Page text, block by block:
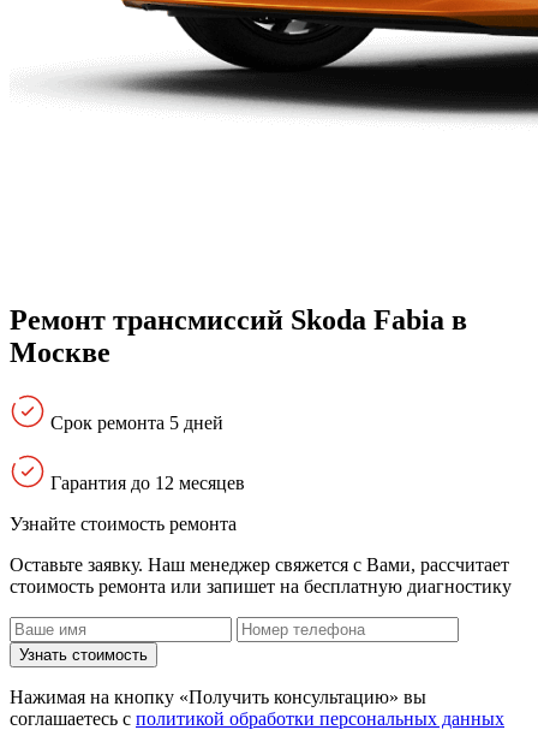
Ремонт трансмиссий Skoda Fabia в
Москве
Срок ремонта 5 дней
Гарантия до 12 месяцев
Узнайте стоимость ремонта
Оставьте заявку. Наш менеджер свяжется с Вами, расcчитает
стоимость ремонта или запишет на бесплатную диагностику
Узнать стоимость
Нажимая на кнопку «Получить консультацию» вы
соглашаетесь с политикой обработки персональных данных